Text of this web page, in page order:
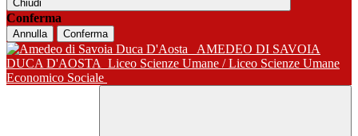
Chiudi
Conferma
Annulla Conferma
AMEDEO DI SAVOIA
DUCA D'AOSTA Liceo Scienze Umane / Liceo Scienze Umane
Economico Sociale